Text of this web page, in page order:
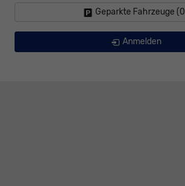
Geparkte Fahrzeuge (0
Anmelden